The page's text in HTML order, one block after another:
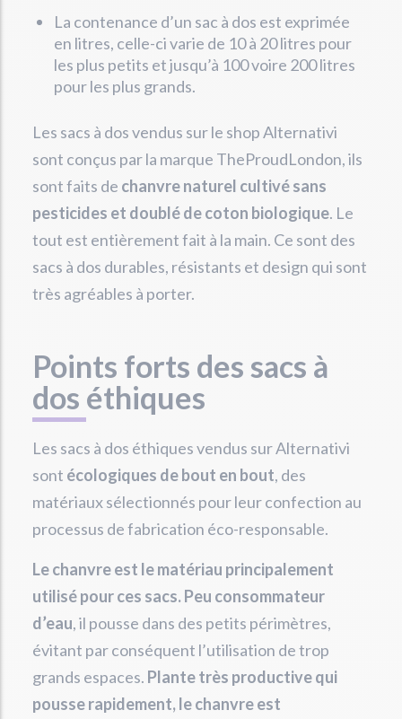
La contenance d’un sac à dos est exprimée
en litres, celle-ci varie de 10 à 20 litres pour
les plus petits et jusqu’à 100 voire 200 litres
pour les plus grands.
Les sacs à dos vendus sur le shop Alternativi
sont conçus par la marque TheProudLondon, ils
sont faits de chanvre naturel cultivé sans
pesticides et doublé de coton biologique. Le
tout est entièrement fait à la main. Ce sont des
sacs à dos durables, résistants et design qui sont
très agréables à porter.
Points forts des sacs à
dos éthiques
Les sacs à dos éthiques vendus sur Alternativi
sont écologiques de bout en bout, des
matériaux sélectionnés pour leur confection au
processus de fabrication éco-responsable.
Le chanvre est le matériau principalement
utilisé pour ces sacs. Peu consommateur
d’eau, il pousse dans des petits périmètres,
évitant par conséquent l’utilisation de trop
grands espaces. Plante très productive qui
pousse rapidement, le chanvre est